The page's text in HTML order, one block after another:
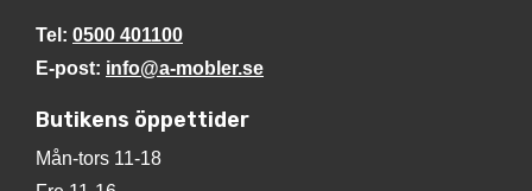
Tel: 0500 401100
E-post: info@a-mobler.se
Butikens öppettider
Mån-tors 11-18